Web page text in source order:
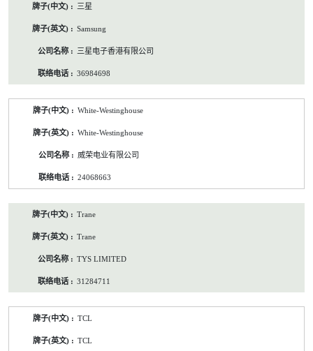
三星
Samsung
三星电子香港有限公司
36984698
White-Westinghouse
White-Westinghouse
威荣电业有限公司
24068663
Trane
Trane
TYS LIMITED
31284711
TCL
TCL